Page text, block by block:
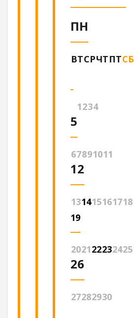
ПН
ВТСРЧТПТСБ
1234
5
67891011
12
131415161718
19
202122232425
26
27282930